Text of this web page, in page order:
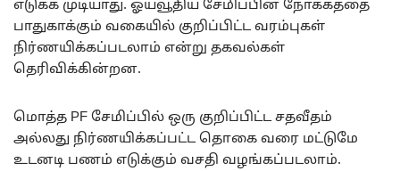
எடுக்க முடியாது. ஓய்வூதிய சேமிப்பின் நோக்கத்தை
பாதுகாக்கும் வகையில் குறிப்பிட்ட வரம்புகள்
நிர்ணயிக்கப்படலாம் என்று தகவல்கள்
தெரிவிக்கின்றன.
மொத்த PF சேமிப்பில் ஒரு குறிப்பிட்ட சதவீதம்
அல்லது நிர்ணயிக்கப்பட்ட தொகை வரை மட்டுமே
உடனடி பணம் எடுக்கும் வசதி வழங்கப்படலாம்.